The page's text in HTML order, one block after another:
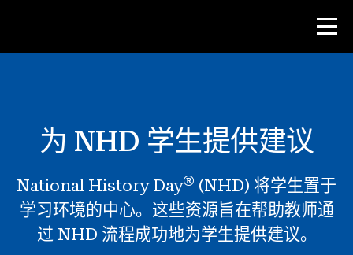
教师资源
课堂工具
培训班
研究所
为 NHD 学生提供建议
National History Day® (NHD) 将学生置于
学习环境的中心。这些资源旨在帮助教师通
过 NHD 流程成功地为学生提供建议。